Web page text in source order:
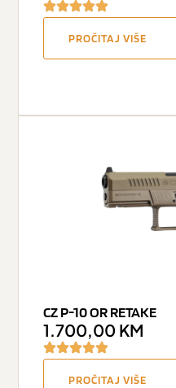
PROČITAJ VIŠE
CZ P-10 OR RETAKE
1.700,00 KM
PROČITAJ VIŠE